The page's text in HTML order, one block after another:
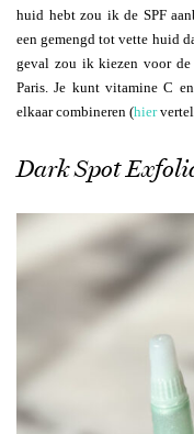
huid hebt zou ik de SPF
een gemengd tot vette huid
geval zou ik kiezen voor
Paris. Je kunt vitamine C
elkaar combineren (hiervertel
Dark Spot